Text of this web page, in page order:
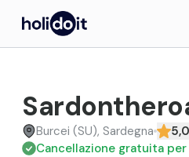
Burcei (SU), Sardegna 5,0
Cancellazione gratuita